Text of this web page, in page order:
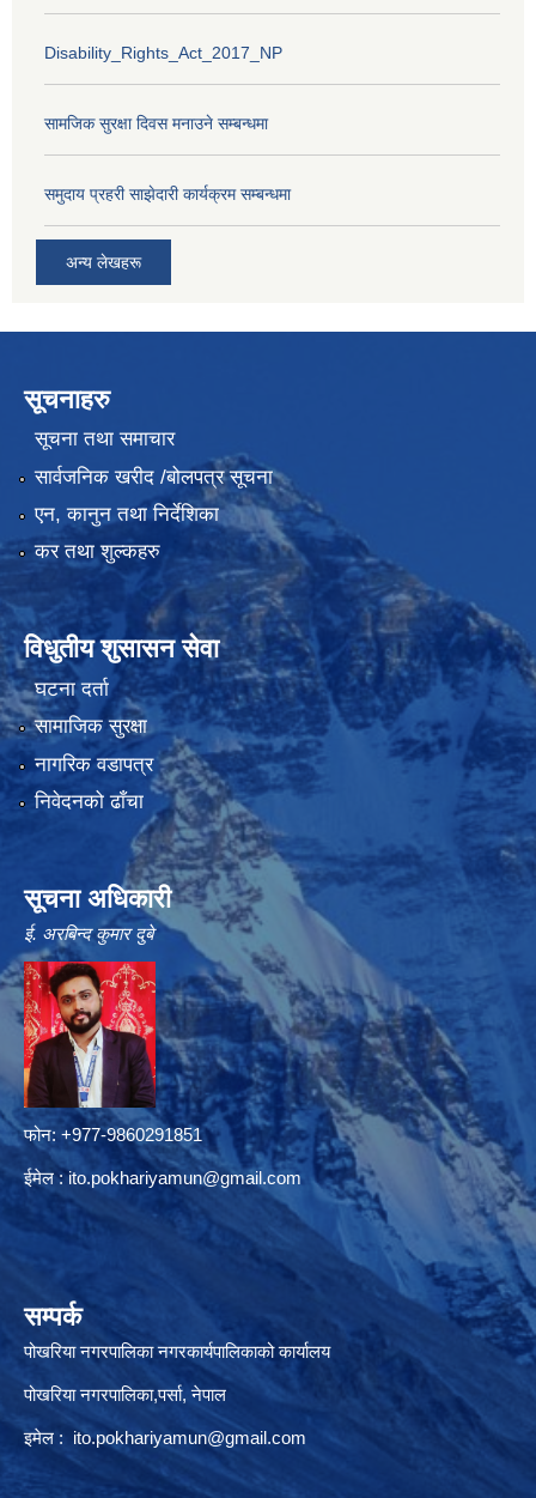
Disability_Rights_Act_2017_NP
सामजिक सुरक्षा दिवस मनाउने सम्बन्धमा
समुदाय प्रहरी साझेदारी कार्यक्रम सम्बन्धमा
अन्य लेखहरू
सूचनाहरु
सूचना तथा समाचार
सार्वजनिक खरीद /बोलपत्र सूचना
एन, कानुन तथा निर्देशिका
कर तथा शुल्कहरु
विधुतीय शुसासन सेवा
घटना दर्ता
सामाजिक सुरक्षा
नागरिक वडापत्र
निवेदनको ढाँचा
सूचना अधिकारी
ई. अरबिन्द कुमार दुबे
फोन: +977-9860291851
ईमेल :ito.pokhariyamun@gmail.com
सम्पर्क
पोखरिया नगरपालिका नगरकार्यपालिकाको कार्यालय
पोखरिया नगरपालिका,पर्सा, नेपाल
इमेल : ito.pokhariyamun@gmail.com